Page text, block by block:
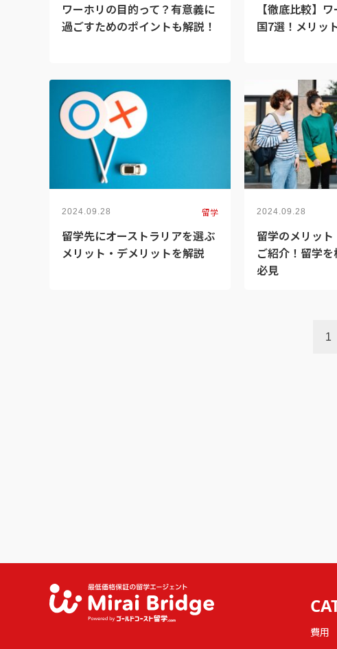
ワーホリの目的って？有意義に
過ごすためのポイントも解説！
【徹底比較】
国7選！メリッ
2024.09.28 留学
留学先にオーストラリアを選ぶ
メリット・デメリットを解説
2024.09.28
留学のメリッ
ご紹介！留学
必見
1
費用